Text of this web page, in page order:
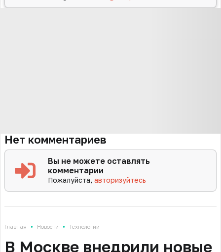
Нет комментариев
Вы не можете оставлять
комментарии
Пожалуйста,авторизуйтесь
Главная • Новости • Технологии
В Москве внедрили новые